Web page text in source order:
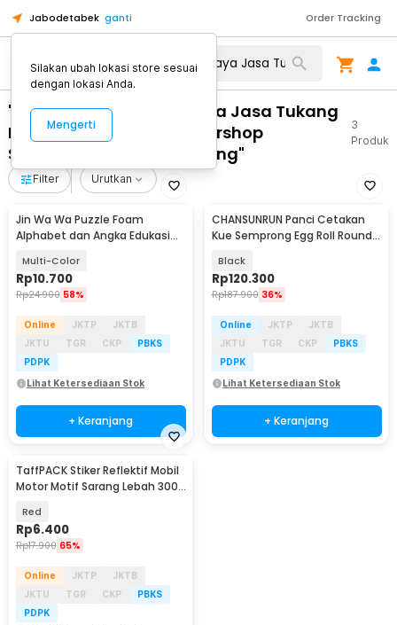
Jabodetabek ganti Order Tracking
"WA 0859 3970 0884 Biaya Jasa Tukang
Pasang Pintu Kaca Barbershop
Semarang Timur Semarang"
3
Produk
Filter Urutkan
Jin Wa Wa Puzzle Foam
Alphabet dan Angka Edukasi
Multi-Color
Rp10.700
Rp24.900 58%
Online JKTP
JKTB
JKTU
TGR CKP
PBKS
PDPK
Lihat Ketersediaan Stok
+ Keranjang
CHANSUNRUN Panci Cetakan
Kue Semprong Egg Roll Round
Black
Rp120.300
Rp187.900 36%
Online JKTP
JKTB
JKTU
TGR CKP
PBKS
PDPK
Lihat Ketersediaan Stok
+ Keranjang
TaffPACK Stiker Reflektif Mobil
Motor Motif Sarang Lebah 300 x
Red
Rp6.400
Rp17.900 65%
Online JKTP
JKTB
JKTU
TGR CKP
PBKS
PDPK
Silakan ubah lokasi store sesuai
dengan lokasi Anda.
Mengerti